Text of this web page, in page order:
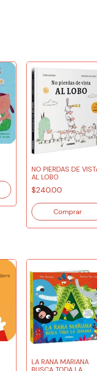
NO PIERDAS DE
AL LOBO
$240.00
LA RANA MARIANA